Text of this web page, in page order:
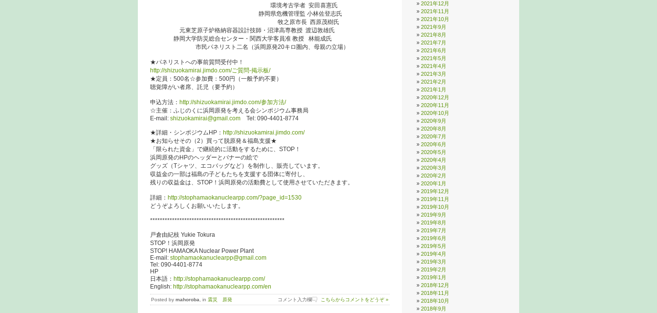
環境考古学者 安田喜憲氏
静岡県危機管理監 小林佐登志氏
牧之原市長 西原茂樹氏
元東芝原子炉格納容器設計技師・沼津高専教授 渡辺敦雄氏
静岡大学防災総合センター・関西大学客員准 教授 林能成氏
市民パネリスト二名（浜岡原発20キロ圏内、母親の立場）
★パネリストへの事前質問受付中！
http://shizuokamirai.jimdo.com/ご質問-掲示板/
★定員：500名☆参加費：500円（一般予約不要）
聴覚障がい者席、託児（要予約）
申込方法： http://shizuokamirai.jimdo.com/参加方法/
☆主催：ふじのくに浜岡原発を考える会シンポジウム事務局
E-mail: shizuokamirai@gmail.com Tel: 090-4401-8774
★詳細・シンポジウムHP： http://shizuokamirai.jimdo.com/
★お知らせその（2）買って脱原発＆福島支援★
「限られた資金」で継続的に活動をするために、STOP！
浜岡原発のHPのヘッダーとバナーの絵で
グッズ（Tシャツ、エコバッグなど）を制作し、販売しています。
収益金の一部は福島の子どもたちを支援する団体に寄付し、
残りの収益金は、STOP！浜岡原発の活動費として使用させていただきます。
詳細： http://stophamaokanuclearpp.com/?page_id=1530
どうぞよろしくお願いいたします。
*******************************************************
戸倉由紀枝 Yukie Tokura
STOP！浜岡原発
STOP! HAMAOKA Nuclear Power Plant
E-mail: stophamaokanuclearpp@gmail.com
Tel: 090-4401-8774
HP
日本語： http://stophamaokanuclearpp.com/
English: http://stophamaokanuclearpp.com/en
Posted by mahoroba , in 震災 原発 コメント入力欄 こちらからコメントをどうぞ »
2021年12月
2021年11月
2021年10月
2021年9月
2021年8月
2021年7月
2021年6月
2021年5月
2021年4月
2021年3月
2021年2月
2021年1月
2020年12月
2020年11月
2020年10月
2020年9月
2020年8月
2020年7月
2020年6月
2020年5月
2020年4月
2020年3月
2020年2月
2020年1月
2019年12月
2019年11月
2019年10月
2019年9月
2019年8月
2019年7月
2019年6月
2019年5月
2019年4月
2019年3月
2019年2月
2019年1月
2018年12月
2018年11月
2018年10月
2018年9月